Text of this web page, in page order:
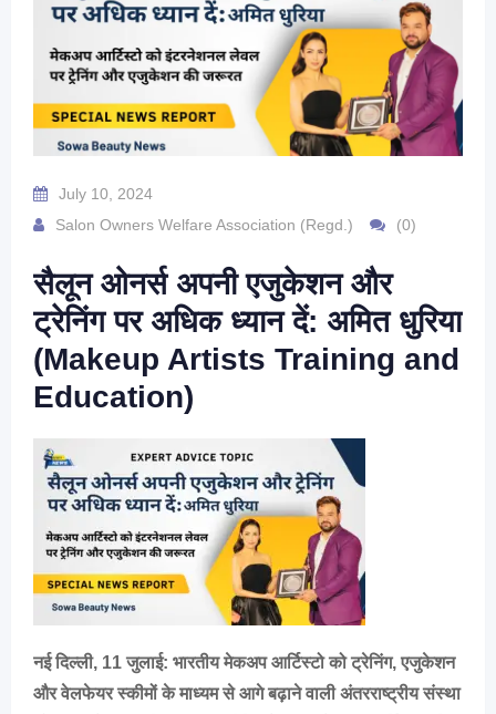
July 10, 2024
Salon Owners Welfare Association (Regd.)
(0)
सैलून ओनर्स अपनी एजुकेशन और
ट्रेनिंग पर अधिक ध्यान दें: अमित धुरिया
(Makeup Artists Training and
Education)
नई दिल्ली, 11 जुलाई: भारतीय मेकअप आर्टिस्टो को ट्रेनिंग, एजुकेशन
और वेलफेयर स्कीमों के माध्यम से आगे बढ़ाने वाली अंतरराष्ट्रीय संस्था